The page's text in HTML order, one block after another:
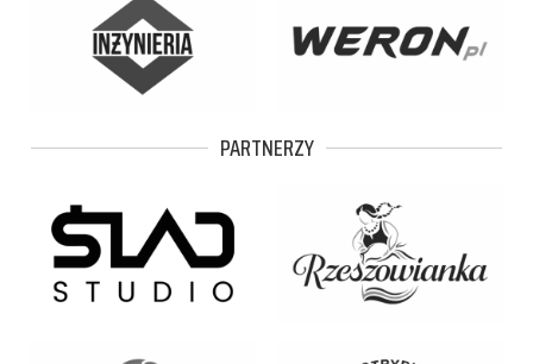
PARTNERZY